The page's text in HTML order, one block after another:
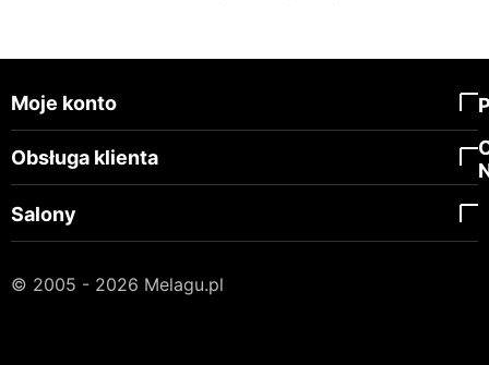
Moje konto
Obsługa klienta
Salony
© 2005 - 2026 Melagu.pl